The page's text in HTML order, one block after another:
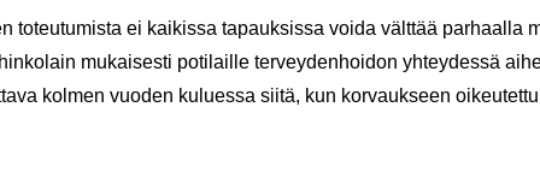
to­teu­tu­mis­ta ei kai­kis­sa ta­pauk­sis­sa voida vält­tää par­haal­la
mu­kai­ses­ti po­ti­lail­le ter­vey­den­hoi­don yh­tey­des­sä
kol­men vuo­den ku­lues­sa siitä, kun kor­vauk­seen